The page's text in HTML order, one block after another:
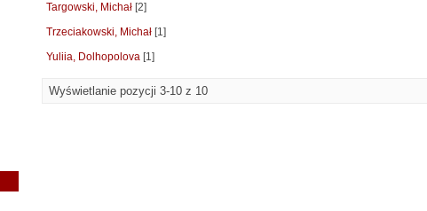
Targowski, Michał [2]
Trzeciakowski, Michał [1]
Yuliia, Dolhopolova [1]
Wyświetlanie pozycji 3-10 z 10